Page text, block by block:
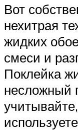
Вот
нехитрая
жидких
смеси и
Поклейка
несложный